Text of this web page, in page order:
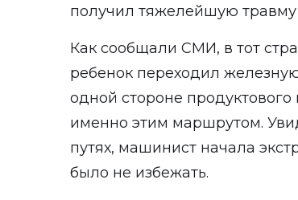
получил тяжелейшую травму
Как сообщали СМИ, в тот
ребенок переходил
одной стороне
именно этим маршрутом.
путях, машинист начала
было не избежать.